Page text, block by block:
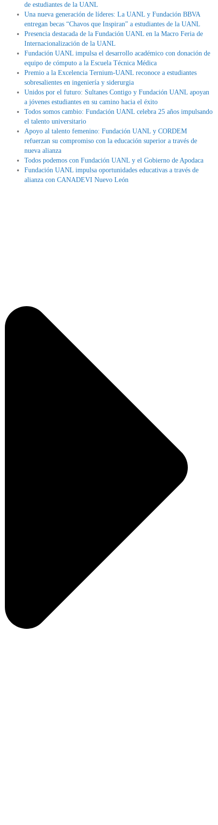
de estudiantes de la UANL
Una nueva generación de líderes: La UANL y Fundación BBVA
entregan becas “Chavos que Inspiran” a estudiantes de la UANL
Presencia destacada de la Fundación UANL en la Macro Feria de
Internacionalización de la UANL
Fundación UANL impulsa el desarrollo académico con donación de
equipo de cómputo a la Escuela Técnica Médica
Premio a la Excelencia Ternium-UANL reconoce a estudiantes
sobresalientes en ingeniería y siderurgia
Unidos por el futuro: Sultanes Contigo y Fundación UANL apoyan
a jóvenes estudiantes en su camino hacia el éxito
Todos somos cambio: Fundación UANL celebra 25 años impulsando
el talento universitario
Apoyo al talento femenino: Fundación UANL y CORDEM
refuerzan su compromiso con la educación superior a través de
nueva alianza
Todos podemos con Fundación UANL y el Gobierno de Apodaca
Fundación UANL impulsa oportunidades educativas a través de
alianza con CANADEVI Nuevo León